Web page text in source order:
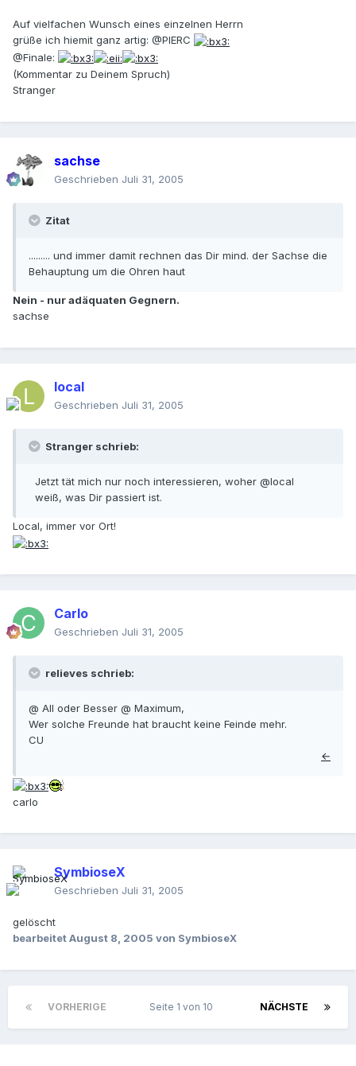
Auf vielfachen Wunsch eines einzelnen Herrn
grüße ich hiemit ganz artig: @PIERC
@Finale:
(Kommentar zu Deinem Spruch)
Stranger
sachse
Geschrieben Juli 31, 2005
Zitat
......... und immer damit rechnen das Dir mind. der Sachse die
Behauptung um die Ohren haut
Nein - nur adäquaten Gegnern.
sachse
local
Geschrieben Juli 31, 2005
Stranger schrieb:
Jetzt tät mich nur noch interessieren, woher @local
weiß, was Dir passiert ist.
Local, immer vor Ort!
Carlo
Geschrieben Juli 31, 2005
relieves schrieb:
@ All oder Besser @ Maximum,
Wer solche Freunde hat braucht keine Feinde mehr.
CU
←
carlo
SymbioseX
Geschrieben Juli 31, 2005
gelöscht
bearbeitetAugust 8, 2005 von SymbioseX
VORHERIGE NÄCHSTE
Seite 1 von 10